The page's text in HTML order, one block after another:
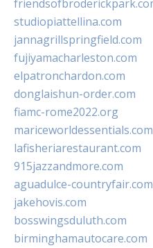
studiopiattellina.com
jannagrillspringfield.com
fujiyamacharleston.com
elpatronchardon.com
donglaishun-order.com
fiamc-rome2022.org
mariceworldessentials.com
lafisheriarestaurant.com
915jazzandmore.com
aguadulce-countryfair.com
jakehovis.com
bosswingsduluth.com
birminghamautocare.com